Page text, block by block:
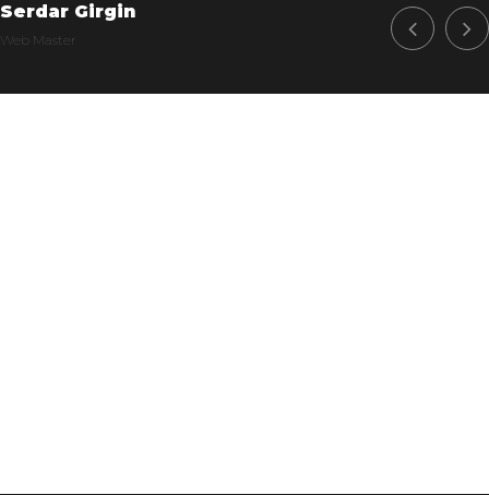
Serdar Girgin
Web Master